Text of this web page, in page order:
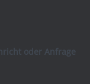
oder Anfrage